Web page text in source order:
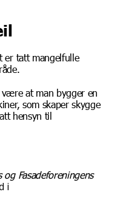
er tatt mangelfulle
være at man bygger en
som skaper skygge
hensyn til
og Fasadeforeningens
i